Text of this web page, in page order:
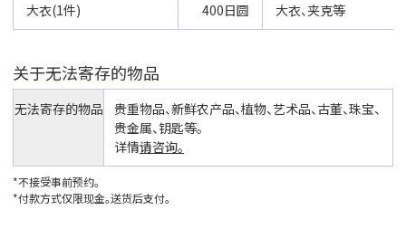
大衣(1件)
400日圆 大衣、夹克等
关于无法寄存的物品
无法寄存的物品
贵重物品、新鲜农产品、植物、艺术品、古董、珠宝、
贵金属、钥匙等。
详情请咨询。
*不接受事前预约。
*付款方式仅限现金。送货后支付。